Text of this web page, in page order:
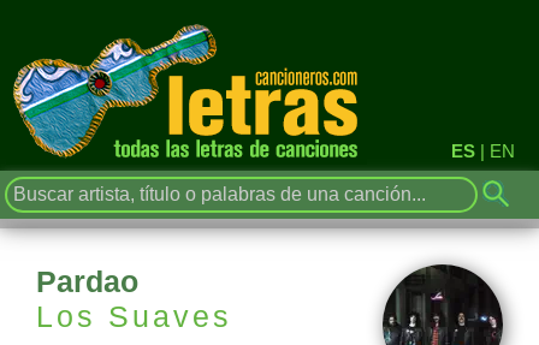
ES | EN
Pardao
Los Suaves